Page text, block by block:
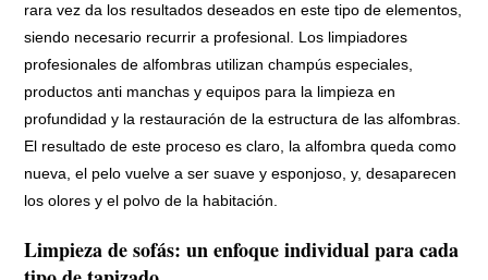
rara vez da los resultados deseados en este tipo de elementos,
siendo necesario recurrir a profesional. Los limpiadores
profesionales de alfombras utilizan champús especiales,
productos anti manchas y equipos para la limpieza en
profundidad y la restauración de la estructura de las alfombras.
El resultado de este proceso es claro, la alfombra queda como
nueva, el pelo vuelve a ser suave y esponjoso, y, desaparecen
los olores y el polvo de la habitación.
Limpieza de sofás: un enfoque individual para cada